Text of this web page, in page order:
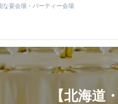
な宴会場・パーティー会場
【北海道